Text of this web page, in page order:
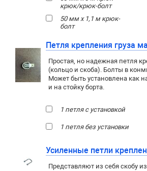
крюк/крюк-болт
50 мм х 1,1 м крюк-
болт
Петля крепления груза
Простая, но надежная петля
(кольцо и скоба). Болты в
Может быть установлена как
и на стойку борта.
1 петля с установкой
1 петля без установки
Усиленные петли
Представляют из себя скобу